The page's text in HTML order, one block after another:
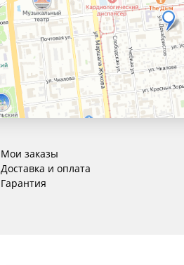
Мои заказы
Доставка и оплата
Гарантия